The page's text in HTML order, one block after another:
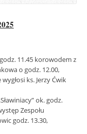
11.45 korowodem z
o godz. 12.00,
ks. Jerzy Ćwik
ok. godz.
Zespołu
godz. 13.30,